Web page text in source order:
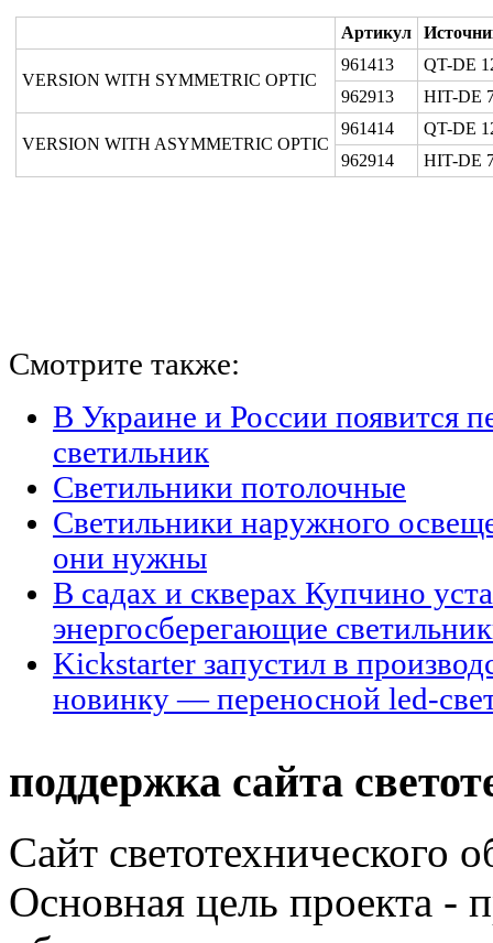
Артикул
VERSION WITH SYMMETRIC OPTIC
961413
QT-DE
962913
HIT-DE
VERSION WITH ASYMMETRIC OPTIC
961414
QT-DE
962914
HIT-DE
Смотрите также:
В Украине и России появится
светильник
Светильники потолочные
Светильники наружного
они нужны
В садах и скверах Купчино
энергосберегающие
Kickstarter запустил в
новинку — переносной led-
поддержка сайта
Сайт светотехнического
Основная цель проекта -